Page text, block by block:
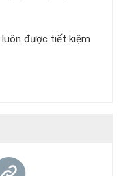
luôn được tiết kiệm